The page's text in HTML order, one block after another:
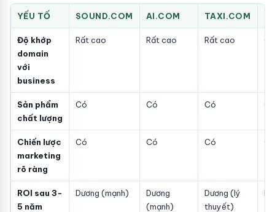
YẾU TỐ SOUND.COM AI.COM TAXI.COM
Độ khớp
domain
với
business
Rất cao Rất cao Rất cao
Sản phẩm
chất lượng
Có Có Có Có
Chiến lược
marketing
rõ ràng
Có Có Có Có
ROI sau 3-
5 năm
Dương (mạnh)
Dương
(mạnh)
Dương (lý
thuyết)